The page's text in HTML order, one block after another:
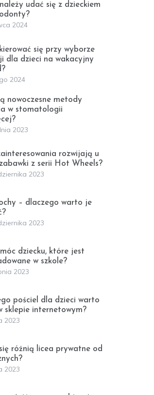
udać się z dzieckiem
2024
się przy wyborze
dla dzieci na wakacyjny
2024
nowoczesne metody
w stomatologii
2023
rozwijają u
z serii Hot Wheels?
2023
– dlaczego warto je
2023
dziecku, które jest
w szkole?
2023
pościel dla dzieci warto
sklepie internetowym?
2023
różnią licea prywatne od
2023